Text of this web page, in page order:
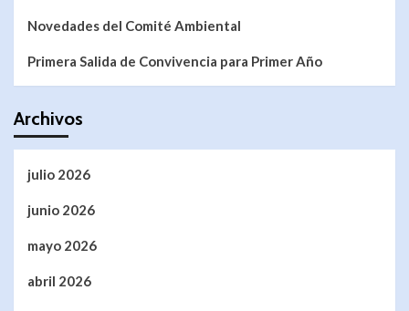
Novedades del Comité Ambiental
Primera Salida de Convivencia para Primer Año
Archivos
julio 2026
junio 2026
mayo 2026
abril 2026